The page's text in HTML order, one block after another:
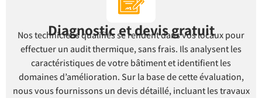
Diagnostic et devis gratuit
Nos techniciens qualifiés se rendent dans vos locaux pour
effectuer un audit thermique, sans frais. Ils analysent les
caractéristiques de votre bâtiment et identifient les
domaines d’amélioration. Sur la base de cette évaluation,
nous vous fournissons un devis détaillé, incluant les travaux